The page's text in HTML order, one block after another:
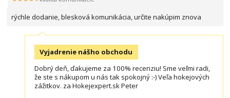
rýchle dodanie, blesková komunikácia, určite nakúpim znova
Vyjadrenie nášho obchodu
Dobrý deň, ďakujeme za 100% recenziu! Sme veľmi radi,
že ste s nákupom u nás tak spokojný :-) Veľa hokejových
zážitkov. za Hokejexpert.sk Peter